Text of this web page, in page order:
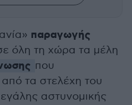
παραγωγής
όλη τη χώρα τα μέλη
που
τα στελέχη του
αστυνομικής